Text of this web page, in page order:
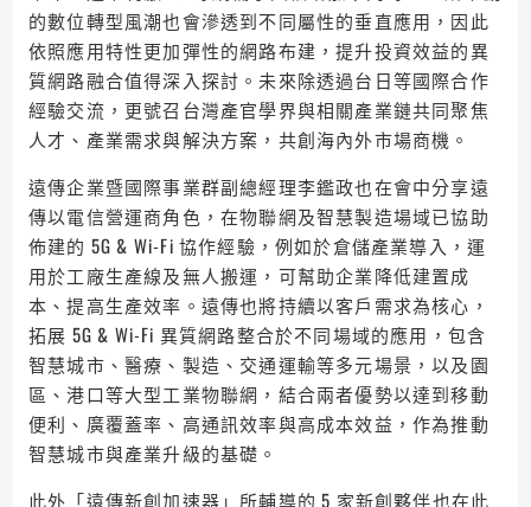
的數位轉型風潮也會滲透到不同屬性的垂直應用，因此
依照應用特性更加彈性的網路布建，提升投資效益的異
質網路融合值得深入探討。未來除透過台日等國際合作
經驗交流，更號召台灣產官學界與相關產業鏈共同聚焦
人才、產業需求與解決方案，共創海內外市場商機。
遠傳企業暨國際事業群副總經理李鑑政也在會中分享遠
傳以電信營運商角色，在物聯網及智慧製造場域已協助
佈建的 5G & Wi-Fi 協作經驗，例如於倉儲產業導入，運
用於工廠生產線及無人搬運，可幫助企業降低建置成
本、提高生產效率。遠傳也將持續以客戶需求為核心，
拓展 5G & Wi-Fi 異質網路整合於不同場域的應用，包含
智慧城市、醫療、製造、交通運輸等多元場景，以及園
區、港口等大型工業物聯網，結合兩者優勢以達到移動
便利、廣覆蓋率、高通訊效率與高成本效益，作為推動
智慧城市與產業升級的基礎。
此外「遠傳新創加速器」所輔導的 5 家新創夥伴也在此